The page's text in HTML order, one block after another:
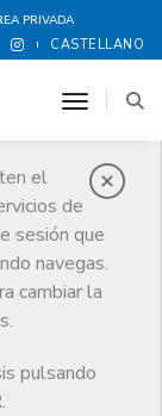
PRIVADA
CASTELLANO
el
de
sesión que
navegas.
cambiar la
pulsando
toggle